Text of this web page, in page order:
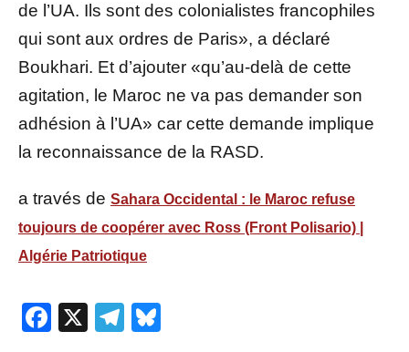
de l’UA. Ils sont des colonialistes francophiles
qui sont aux ordres de Paris», a déclaré
Boukhari. Et d’ajouter «qu’au-delà de cette
agitation, le Maroc ne va pas demander son
adhésion à l’UA» car cette demande implique
la reconnaissance de la RASD.
a través de Sahara Occidental : le Maroc refuse
toujours de coopérer avec Ross (Front Polisario) |
Algérie Patriotique
Facebook
X Telegram